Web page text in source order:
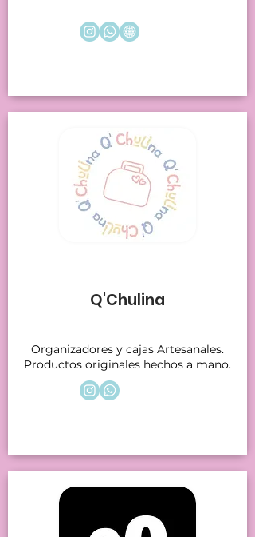
Q'Chulina
Organizadores y cajas Artesanales.
Productos originales hechos a mano.